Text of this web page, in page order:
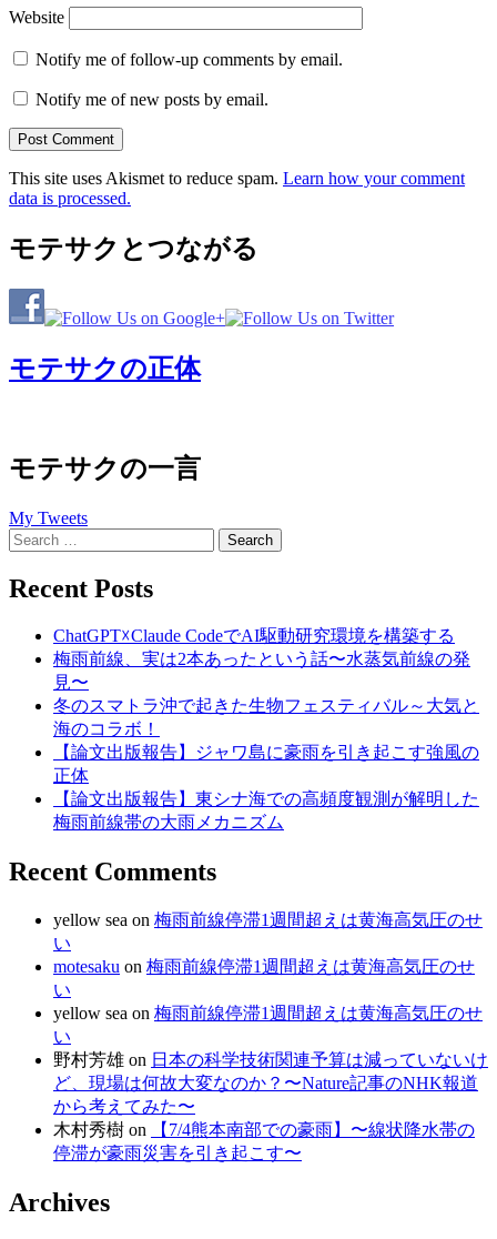
Website
Notify me of follow-up comments by email.
Notify me of new posts by email.
This site uses Akismet to reduce spam. Learn how your comment
data is processed.
モテサクとつながる
モテサクの正体
モテサクの一言
My Tweets
Search
for:
Recent Posts
ChatGPT☓Claude CodeでAI駆動研究環境を構築する
梅雨前線、実は2本あったという話〜水蒸気前線の発
見〜
冬のスマトラ沖で起きた生物フェスティバル～大気と
海のコラボ！
【論文出版報告】ジャワ島に豪雨を引き起こす強風の
正体
【論文出版報告】東シナ海での高頻度観測が解明した
梅雨前線帯の大雨メカニズム
Recent Comments
yellow sea on 梅雨前線停滞1週間超えは黄海高気圧のせ
い
motesaku on 梅雨前線停滞1週間超えは黄海高気圧のせ
い
yellow sea on 梅雨前線停滞1週間超えは黄海高気圧のせ
い
野村芳雄 on 日本の科学技術関連予算は減っていないけ
ど、現場は何故大変なのか？〜Nature記事のNHK報道
から考えてみた〜
木村秀樹 on
【7/4熊本南部での豪雨】〜線状降水帯の
停滞が豪雨災害を引き起こす〜
Archives